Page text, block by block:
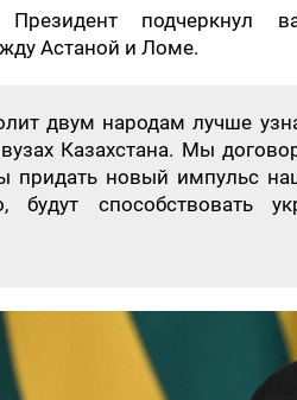
подчеркнул
Астаной и Ломе.
двум народам лучше
Казахстана. Мы
придать новый импульс
будут способствовать